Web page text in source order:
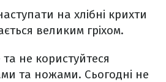
на хлібні крихти
великим гріхом.
не користуйтеся
та ножами. Сьогодні не